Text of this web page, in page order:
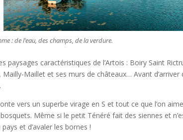
: de l’eau, des champs, de la verdure.
paysages caractéristiques de l’Artois : Boiry Saint
Maillet et ses murs de châteaux… Avant d’arriver
vers un superbe virage en S et tout ce que l’on
Même si le petit Ténéré fait des siennes et
et d’avaler les bornes !